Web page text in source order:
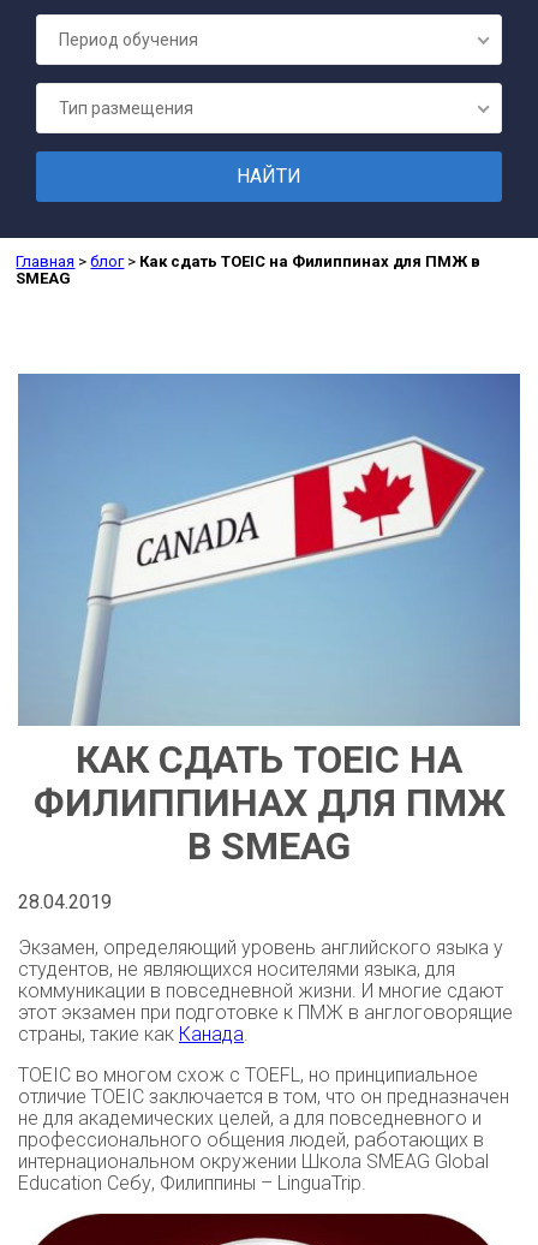
Период обучения
Тип размещения
Главная >блог> Как сдать TOEIC на Филиппинах для ПМЖ в
SMEAG
КАК СДАТЬ TOEIC НА
ФИЛИППИНАХ ДЛЯ ПМЖ
В SMEAG
28.04.2019
Экзамен, определяющий уровень английского языка у
студентов, не являющихся носителями языка, для
коммуникации в повседневной жизни. И многие сдают
этот экзамен при подготовке к ПМЖ в англоговорящие
страны, такие как Канада
TOEIC во многом схож с TOEFL, но принципиальное
отличие TOEIC заключается в том, что он предназначен
не для академических целей, а для повседневного и
профессионального общения людей, работающих в
интернациональном окружении Школа SMEAG Global
Education Себу, Филиппины – LinguaTrip.